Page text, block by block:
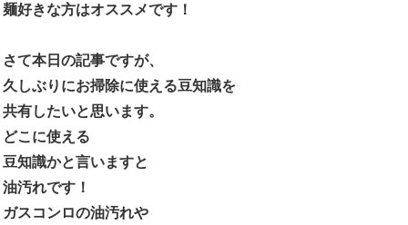
麺好きな方はオススメです！
さて本日の記事ですが、
久しぶりにお掃除に使える豆知識を
共有したいと思います。
どこに使える
豆知識かと言いますと
油汚れです！
ガスコンロの油汚れや